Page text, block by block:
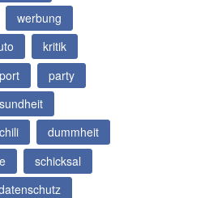
werbung
kritik
party
chili
dummheit
schicksal